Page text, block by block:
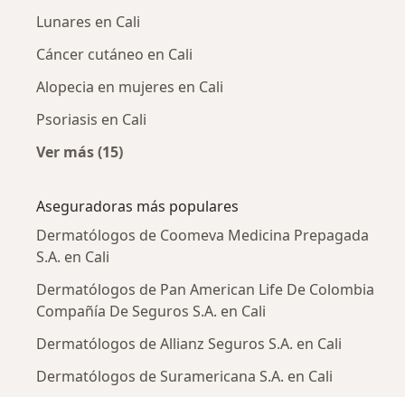
Lunares en Cali
Cáncer cutáneo en Cali
Alopecia en mujeres en Cali
Psoriasis en Cali
Ver más (15)
Aseguradoras más populares
Dermatólogos de Coomeva Medicina Prepagada
S.A. en Cali
Dermatólogos de Pan American Life De Colombia
Compañía De Seguros S.A. en Cali
Dermatólogos de Allianz Seguros S.A. en Cali
Dermatólogos de Suramericana S.A. en Cali